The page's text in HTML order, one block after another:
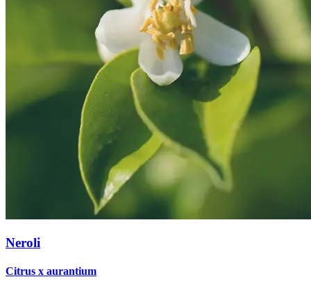
Neroli
Citrus x aurantium